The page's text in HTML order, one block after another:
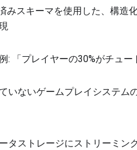
みスキーマを使用した、構造
: 「プレイヤーの30%がチュー
いないゲームプレイシステム
ストレージにストリーミング